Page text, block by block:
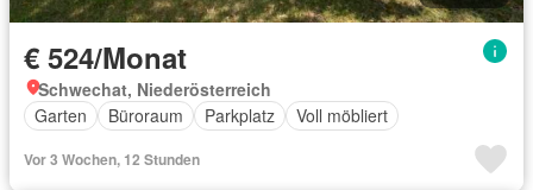
€ 524/Monat
Schwechat, Niederösterreich
Garten
Büroraum Parkplatz Voll möbliert
Vor 3 Wochen, 12 Stunden